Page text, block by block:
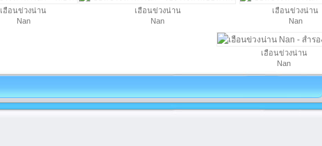
เฮือนข่วงน่าน
Nan
เฮือนข่วงน่าน
Nan
เฮือนข่วงน่าน
Nan
เฮือนข่วงน่าน
Nan